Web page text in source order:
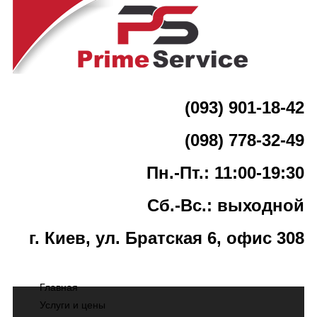
(093) 901-18-42
(098) 778-32-49
Пн.-Пт.: 11:00-19:30
Сб.-Вс.: выходной
г. Киев, ул. Братская 6, офис 308
Главная
Услуги и цены